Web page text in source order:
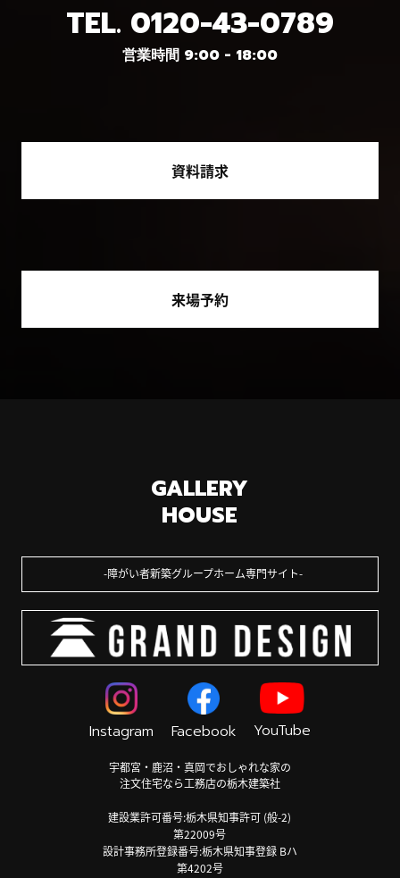
TEL. 0120-43-0789
営業時間 9:00 - 18:00
資料請求
来場予約
GALLERY
HOUSE
障がい者新築グループホーム専門サイト
Instagram Facebook YouTube
宇都宮・鹿沼・真岡でおしゃれな家の
注文住宅なら工務店の栃木建築社
建設業許可番号:栃木県知事許可 (般-2)
第22009号
設計事務所登録番号:栃木県知事登録 Bハ
第4202号